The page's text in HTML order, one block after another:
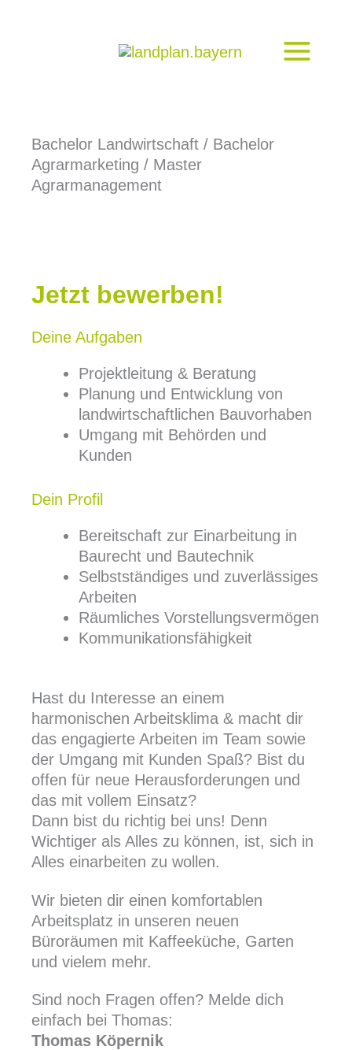
Bachelor Landwirtschaft / Bachelor
Agrarmarketing / Master
Agrarmanagement
Jetzt bewerben!
Deine Aufgaben
Projektleitung & Beratung
Planung und Entwicklung von
landwirtschaftlichen Bauvorhaben
Umgang mit Behörden und
Kunden
Dein Profil
Bereitschaft zur Einarbeitung in
Baurecht und Bautechnik
Selbstständiges und zuverlässiges
Arbeiten
Räumliches Vorstellungsvermögen
Kommunikationsfähigkeit
Hast du Interesse an einem
harmonischen Arbeitsklima & macht dir
das engagierte Arbeiten im Team sowie
der Umgang mit Kunden Spaß? Bist du
offen für neue Herausforderungen und
das mit vollem Einsatz?
Dann bist du richtig bei uns! Denn
Wichtiger als Alles zu können, ist, sich in
Alles einarbeiten zu wollen.
Wir bieten dir einen komfortablen
Arbeitsplatz in unseren neuen
Büroräumen mit Kaffeeküche, Garten
und vielem mehr.
Sind noch Fragen offen? Melde dich
einfach bei Thomas:
Thomas Köpernik